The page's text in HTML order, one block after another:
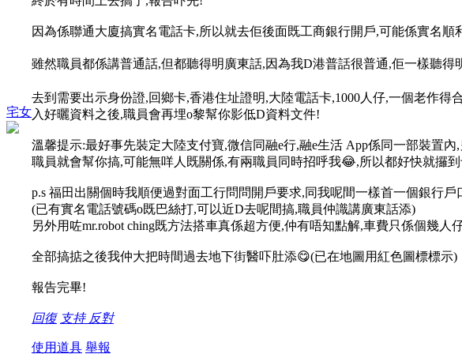
宅女
因為係聯通大廈搞實名電話卡,所以就去佢後面既工商銀行開戶,可能係實名
雖然職員都係講普通話,但都聽得明廣東話,因為我D港普話很普通,佢一樣聽得
去到需要出示身份證,回鄉卡,香港住址證明,大陸電話卡,1000人仔,一個老作
入好曬資料之後,職員會再埋o黎幫你影低D資料文件!
溫馨提示:最好事先裝定大陸支付寶,微信同融e行,融e生活 App係同一部裝置
職員就會幫你搞,可能無咩人既關係,有兩職員同時招呼我😂,所以都好快就攞
p.s 福田出關個時我順便過對面工行問問開戶要求,同我呢間一樣首一個銀行
(已有實名電話號碼o既巴絲打,可以近D去呢間搞,職員仲識講廣東話添)
另外用咗mr.robot ching既方法搭車真係超方便,仲有唔知點解,車費只係個幾人
全部搞掂之後我仲大把時間過去地下街醫吓肚添😋(已在地圖用紅色圖標標示)
報告完畢!
回復 支持 反對
使用道具 舉報